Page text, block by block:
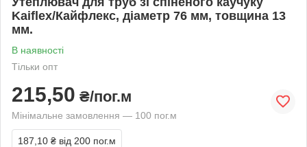
Kaiflex/Кайфлекс, діаметр 76 мм, товщина 13
мм.
В наявності
Тільки опт
215,50 ₴/пог.м
Мінімальне замовлення — 100 пог.м
187,10 ₴ від 200 пог.м